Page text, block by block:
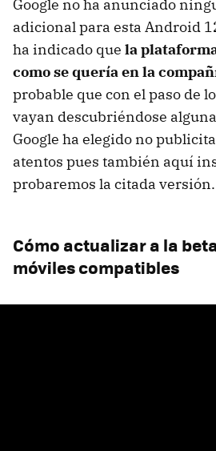
Google no ha anunciado
adicional para esta Android
ha indicado que la
como se quería en la
probable que con el paso de
vayan descubriéndose
Google ha elegido no
atentos pues también aquí
probaremos la citada versión.
Cómo actualizar a la
móviles compatibles